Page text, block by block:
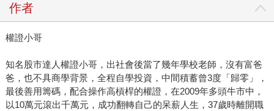
作者
權證小哥
知名股市達人權證小哥，出社會後當了幾年學校老師，沒有富爸
爸，也不具商學背景，全程自學投資，中間積蓄曾3度「歸零」，
最後善用籌碼，配合操作高槓桿的權證，在2009年多頭牛市中，
以10萬元滾出千萬元，成功翻轉自己的呆薪人生，37歲時離開職